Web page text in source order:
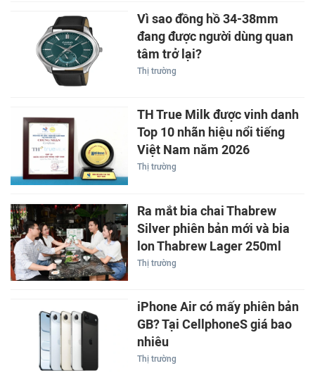
Vì sao đồng hồ 34-38mm
đang được người dùng quan
tâm trở lại?
Thị trường
TH True Milk được vinh danh
Top 10 nhãn hiệu nổi tiếng
Việt Nam năm 2026
Thị trường
Ra mắt bia chai Thabrew
Silver phiên bản mới và bia
lon Thabrew Lager 250ml
Thị trường
iPhone Air có mấy phiên bản
GB? Tại CellphoneS giá bao
nhiêu
Thị trường